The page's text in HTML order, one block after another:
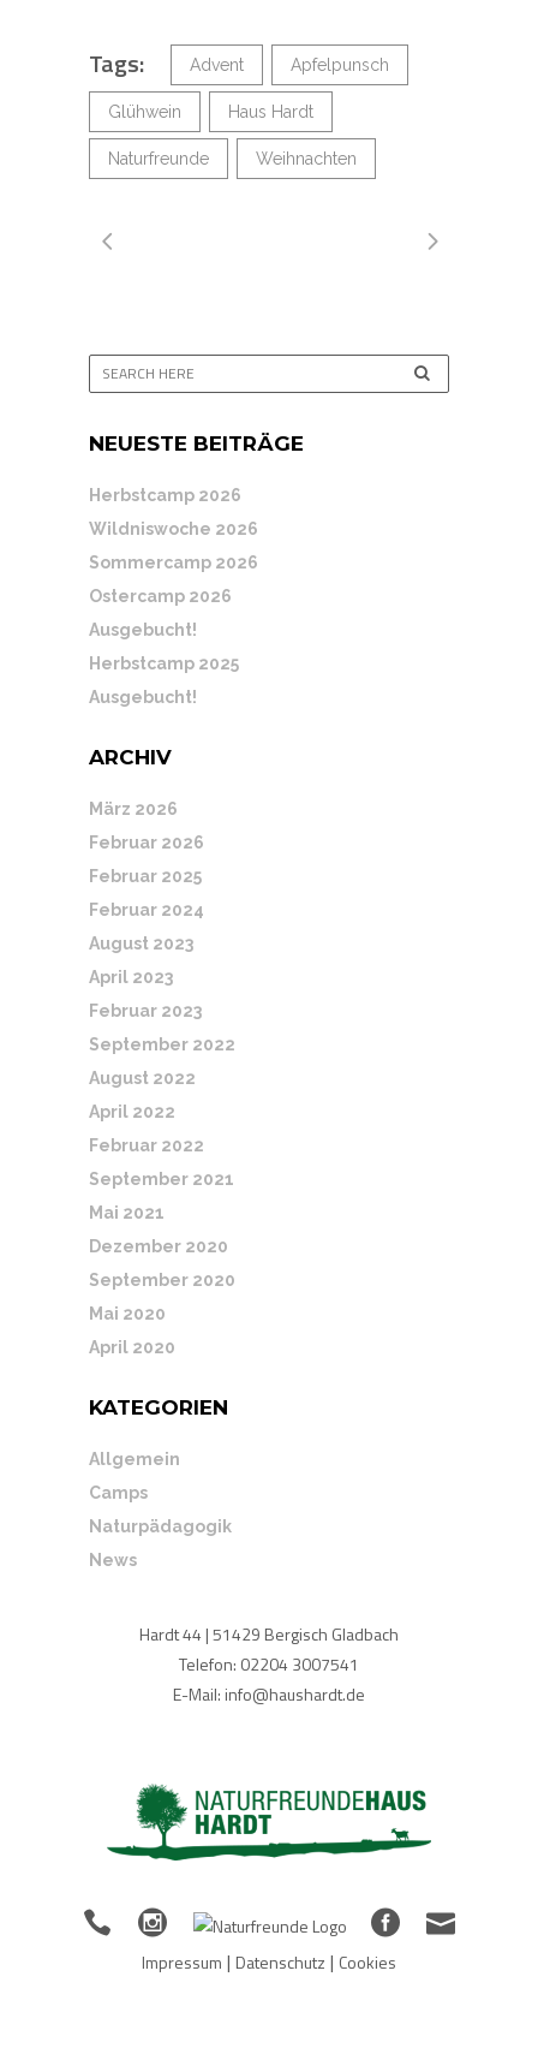
Tags: Advent Apfelpunsch
Glühwein Haus Hardt
Naturfreunde Weihnachten
NEUESTE BEITRÄGE
Herbstcamp 2026
Wildniswoche 2026
Sommercamp 2026
Ostercamp 2026
Ausgebucht!
Herbstcamp 2025
Ausgebucht!
ARCHIV
März 2026
Februar 2026
Februar 2025
Februar 2024
August 2023
April 2023
Februar 2023
September 2022
August 2022
April 2022
Februar 2022
September 2021
Mai 2021
Dezember 2020
September 2020
Mai 2020
April 2020
KATEGORIEN
Allgemein
Camps
Naturpädagogik
News
Hardt 44 | 51429 Bergisch Gladbach
Telefon: 02204 3007541
E-Mail: info@haushardt.de
Impressum | Datenschutz | Cookies